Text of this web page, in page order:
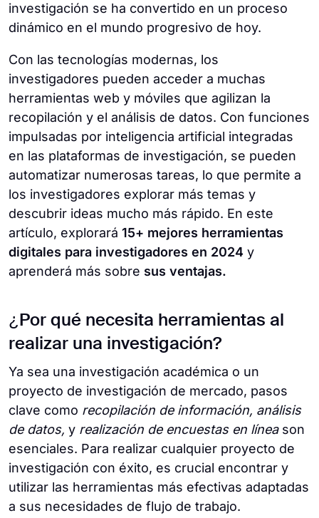
investigación se ha convertido en un proceso
dinámico en el mundo progresivo de hoy.
Con las tecnologías modernas, los
investigadores pueden acceder a muchas
herramientas web y móviles que agilizan la
recopilación y el análisis de datos. Con funciones
impulsadas por inteligencia artificial integradas
en las plataformas de investigación, se pueden
automatizar numerosas tareas, lo que permite a
los investigadores explorar más temas y
descubrir ideas mucho más rápido. En este
artículo, explorará 15+ mejores herramientas
digitales para investigadores en 2024 y
aprenderá más sobre sus ventajas.
¿Por qué necesita herramientas al
realizar una investigación?
Ya sea una investigación académica o un
proyecto de investigación de mercado, pasos
clave como recopilación de información, análisis
de datos, y realización de encuestas en líneason
esenciales. Para realizar cualquier proyecto de
investigación con éxito, es crucial encontrar y
utilizar las herramientas más efectivas adaptadas
a sus necesidades de flujo de trabajo.